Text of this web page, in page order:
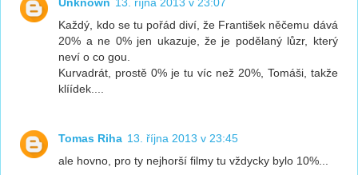
Každý, kdo se tu pořád diví, že František něčemu dává
20% a ne 0% jen ukazuje, že je podělaný lůzr, který
neví o co gou.
Kurvadrát, prostě 0% je tu víc než 20%, Tomáši, takže
klíídek....
Tomas Riha 13. října 2013 v 23:45
ale hovno, pro ty nejhorší filmy tu vždycky bylo 10%...